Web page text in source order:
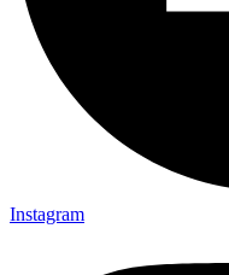
Instagram